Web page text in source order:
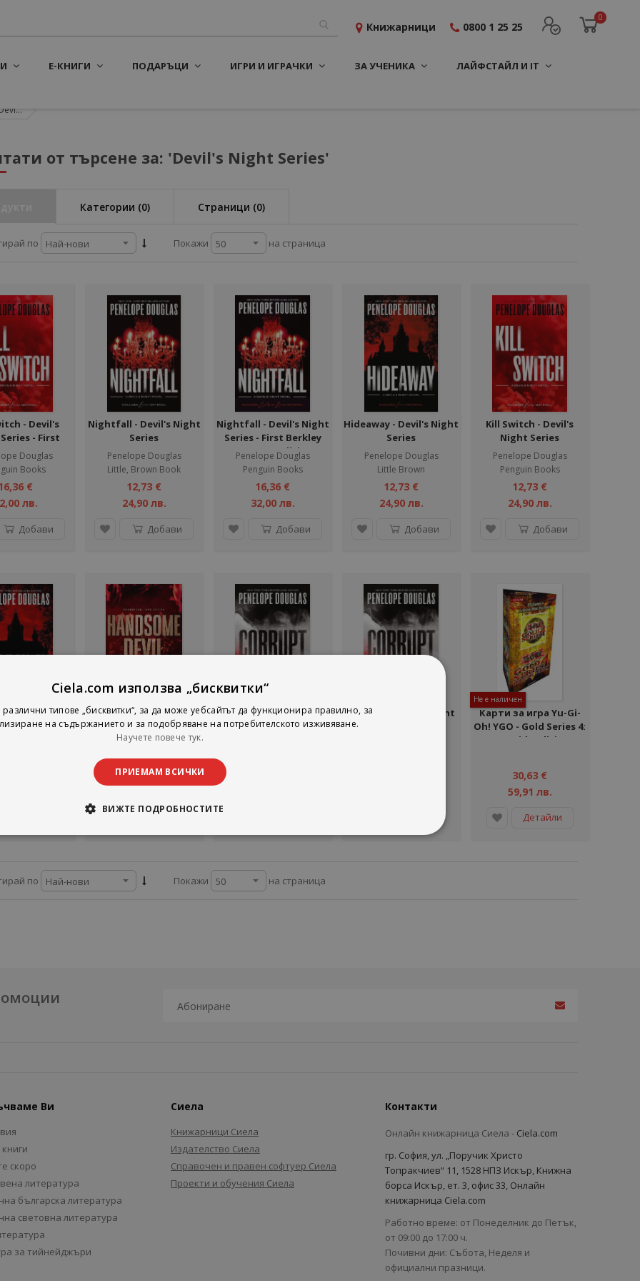
0
Книжарници 0800 1 25 25
Е-КНИГИ ПОДАРЪЦИ ИГРИ И ИГРАЧКИ ЗА УЧЕНИКА ЛАЙФСТАЙЛ И IT
от търсене за: 'Devil's Night Series'
Категории (0) Страници (0)
по Покажи на страница
- Devil's
- First
Romance
Douglas
Books
€
лв.
Добави
Nightfall - Devil's Night
Series
Penelope Douglas
Little, Brown Book
12,73 €
24,90 лв.
Добави
Nightfall - Devil's Night
Series - First Berkley
Romance Edition
Penelope Douglas
Penguin Books
16,36 €
32,00 лв.
Добави
Hideaway - Devil's Night
Series
Penelope Douglas
Little Brown
12,73 €
24,90 лв.
Добави
Kill Switch - Devil's
Night Series
Penelope Douglas
Penguin Books
12,73 €
24,90 лв.
Добави
- Devil's Night
Series
Handsome Devil -
предстоящо
Л. Дж. Шен
Сиела
0,00 €
Детайли
Corrupt - Devil's Night
Series
Corrupt - Devil's Night
Не е наличен
Карти за игра Yu-Gi-
Oh! YGO - Gold Series 4:
Pyramids Edition
30,63 €
59,91 лв.
Детайли
по Покажи на страница
Ви
скоро
литература
българска литература
световна литература
за тийнейджъри
Сиела
Книжарници Сиела
Издателство Сиела
Справочен и правен софтуер Сиела
Проекти и обучения Сиела
Контакти
Онлайн книжарница Сиела - Ciela.com
гр. София, ул. „Поручик Христо
Топракчиев“ 11, 1528 НПЗ Искър, Книжна
борса Искър, ет. 3, офис 33, Онлайн
книжарница Ciela.com
Работно време: от Понеделник до Петък,
от 09:00 до 17:00 ч.
Почивни дни: Събота, Неделя и
официални празници.
Ciela.com използва „бисквитки“
типове „бисквитки“, за да може уебсайтът да функционира правилно, за
на съдържанието и за подобряване на потребителското изживяване.
Научете повече тук.
ПРИЕМАМ ВСИЧКИ
ВИЖТЕ ПОДРОБНОСТИТЕ